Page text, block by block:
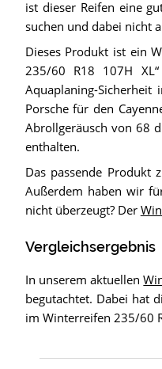
ist dieser Reifen eine
suchen und dabei nicht
Dieses Produkt ist ein
235/60 R18 107H
Aquaplaning-
Porsche für den
Abrollgeräusch von 68
enthalten.
Das passende
Außerdem haben wir
nicht überzeugt? Der
Vergleichsergebnis
In unserem aktuellen
begutachtet. Dabei hat
im Winterreifen 235/60